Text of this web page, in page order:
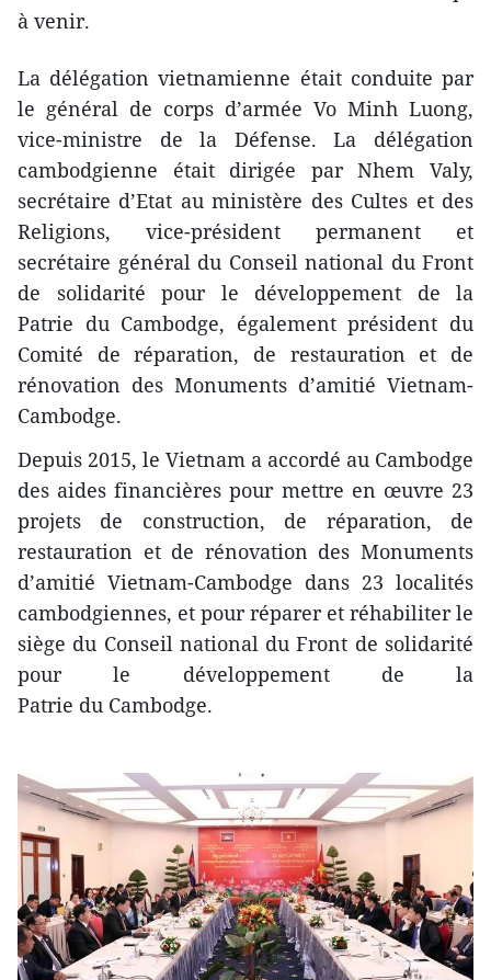
à venir.
La délégation vietnamienne était conduite par
le général de corps d’armée Vo Minh Luong,
vice-ministre de la Défense. La délégation
cambodgienne était dirigée par Nhem Valy,
secrétaire d’Etat au ministère des Cultes et des
Religions, vice-président permanent et
secrétaire général du Conseil national du Front
de solidarité pour le développement de la
Patrie du Cambodge, également président du
Comité de réparation, de restauration et de
rénovation des Monuments d’amitié Vietnam-
Cambodge.
Depuis 2015, le Vietnam a accordé au Cambodge
des aides financières pour mettre en œuvre 23
projets de construction, de réparation, de
restauration et de rénovation des Monuments
d’amitié Vietnam-Cambodge dans 23 localités
cambodgiennes, et pour réparer et réhabiliter le
siège du Conseil national du Front de solidarité
pour le développement de la
Patrie du Cambodge.